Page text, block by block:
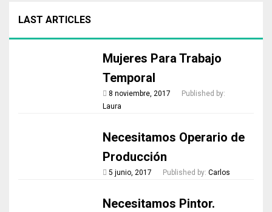
LAST ARTICLES
Mujeres Para Trabajo
Temporal
8 noviembre, 2017
Published by:
Laura
Necesitamos Operario de
Producción
5 junio, 2017 Published by:Carlos
Necesitamos Pintor.